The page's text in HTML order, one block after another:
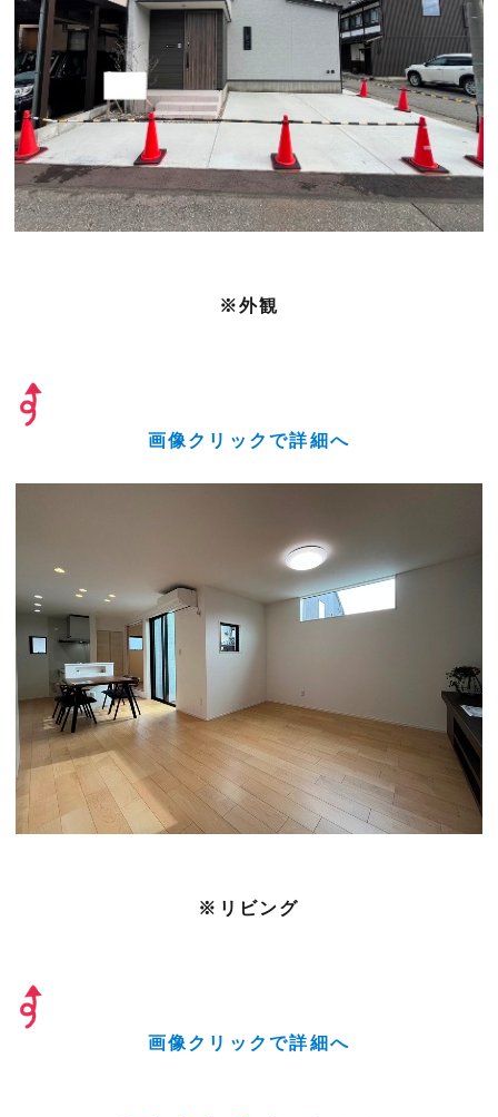
※外観
画像クリックで詳細へ
※リビング
画像クリックで詳細へ